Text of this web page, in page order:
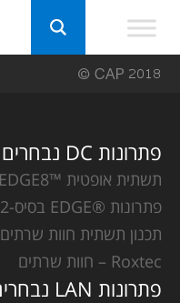
פתרונות DC נבחרים
תשתית אופטית ™EDGE8
פתרונות ®EDGE בסיס-12
תכנון תשתית חוות שרתים
Roxtec – חוות שרתים
פתרונות LAN נבחרים